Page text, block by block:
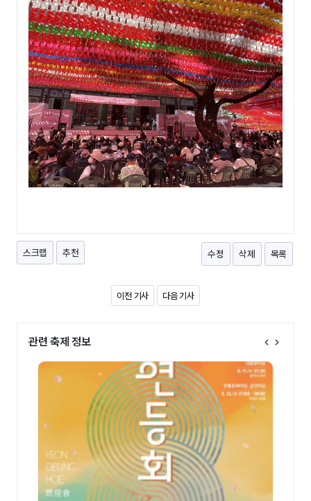
수정 삭제 목록
스크랩 추천
이전 기사 다음 기사
관련 축제 정보